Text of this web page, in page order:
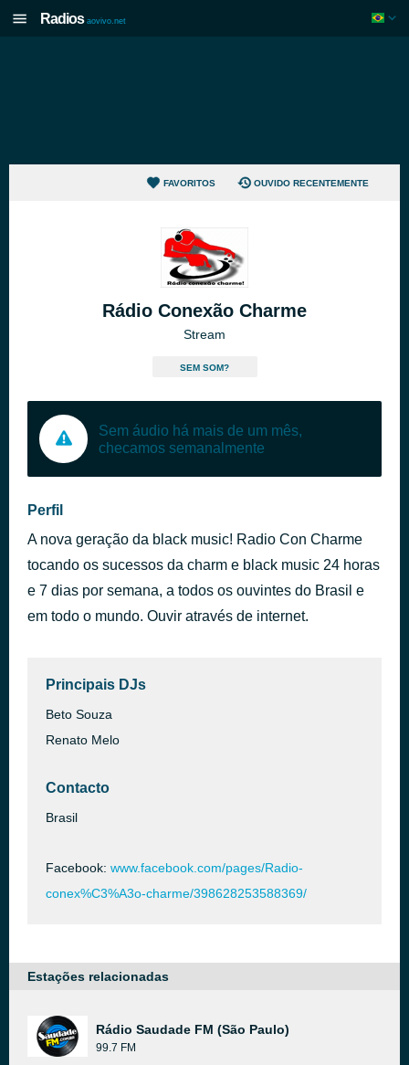
Radios aovivo.net
FAVORITOS OUVIDO RECENTEMENTE
Rádio Conexão Charme
Stream
SEM SOM?
Sem áudio há mais de um mês,
checamos semanalmente
Perfil
A nova geração da black music! Radio Con Charme
tocando os sucessos da charm e black music 24 horas
e 7 dias por semana, a todos os ouvintes do Brasil e
em todo o mundo. Ouvir através de internet.
Principais DJs
Beto Souza
Renato Melo
Contacto
Brasil
Facebook: www.facebook.com/pages/Radio-
conex%C3%A3o-charme/398628253588369/
Estações relacionadas
Rádio Saudade FM (São Paulo)
99.7 FM